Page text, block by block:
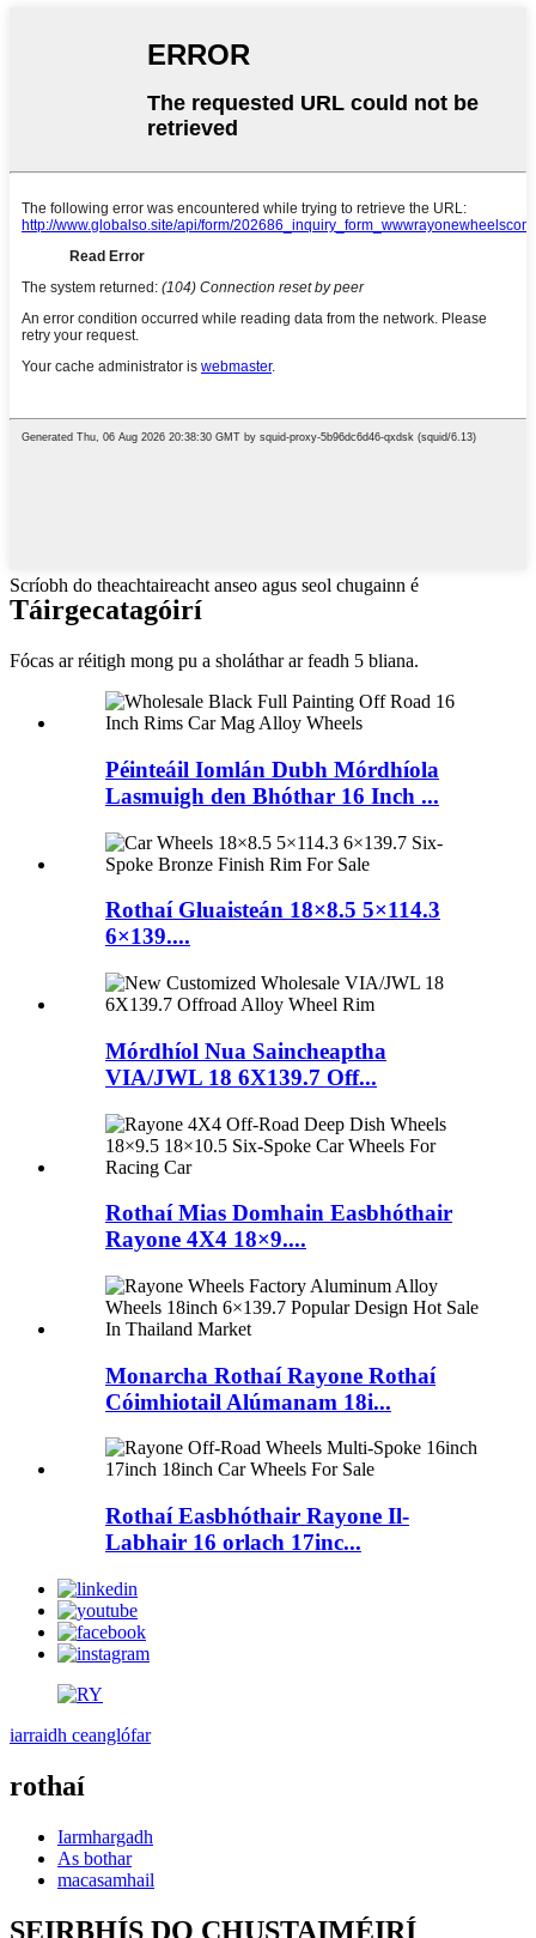
Scríobh do theachtaireacht anseo agus seol chugainn é
Táirgecatagóirí
Fócas ar réitigh mong pu a sholáthar ar feadh 5 bliana.
Péinteáil Iomlán Dubh Mórdhíola
Lasmuigh den Bhóthar 16 Inch ...
Rothaí Gluaisteán 18×8.5 5×114.3
6×139....
Mórdhíol Nua Saincheaptha
VIA/JWL 18 6X139.7 Off...
Rothaí Mias Domhain Easbhóthair
Rayone 4X4 18×9....
Monarcha Rothaí Rayone Rothaí
Cóimhiotail Alúmanam 18i...
Rothaí Easbhóthair Rayone Il-
Labhair 16 orlach 17inc...
iarraidh ceanglófar
rothaí
Iarmhargadh
As bothar
macasamhail
SEIRBHÍS DO CHUSTAIMÉIRÍ